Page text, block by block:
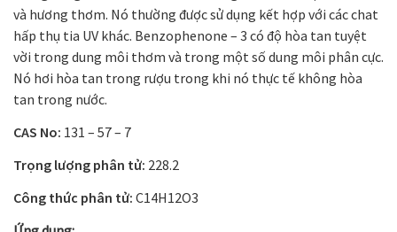
và hương thơm. Nó thường được sử dụng kết hợp với các chat
hấp thụ tia UV khác. Benzophenone – 3 có độ hòa tan tuyệt
vời trong dung môi thơm và trong một số dung môi phân cực.
Nó hơi hòa tan trong rượu trong khi nó thực tế không hòa
tan trong nước.
CAS No: 131 – 57 – 7
Trọng lượng phân tử: 228.2
Công thức phân tử: C14H12O3